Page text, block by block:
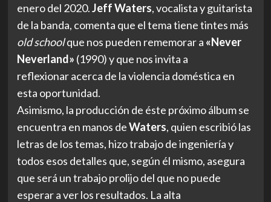
enero del 2020.Jeff Waters, vocalista y guitarista
de la banda, comenta que el tema tiene tintes más
old schoolque nos pueden rememorar a «Never
Neverland» (1990) y que nos invita a
reflexionar acerca de la violencia doméstica en
esta oportunidad.
Asimismo, la producción de éste próximo álbum se
encuentra en manos deWaters, quien escribió las
letras de los temas, hizo trabajo de ingeniería y
todos esos detalles que, según él mismo, asegura
que será un trabajo prolijo del que no puede
esperar a ver los resultados. La alta